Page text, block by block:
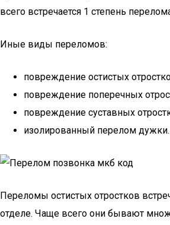
всего встречается 1 степень
Иные виды переломов:
повреждение остистых
повреждение поперечных
повреждение суставных
изолированный перелом дужки.
Переломы остистых отростков
отделе. Чаще всего они бывают